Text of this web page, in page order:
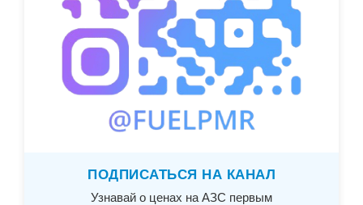
ПОДПИСАТЬСЯ НА КАНАЛ
Узнавай о ценах на АЗС первым